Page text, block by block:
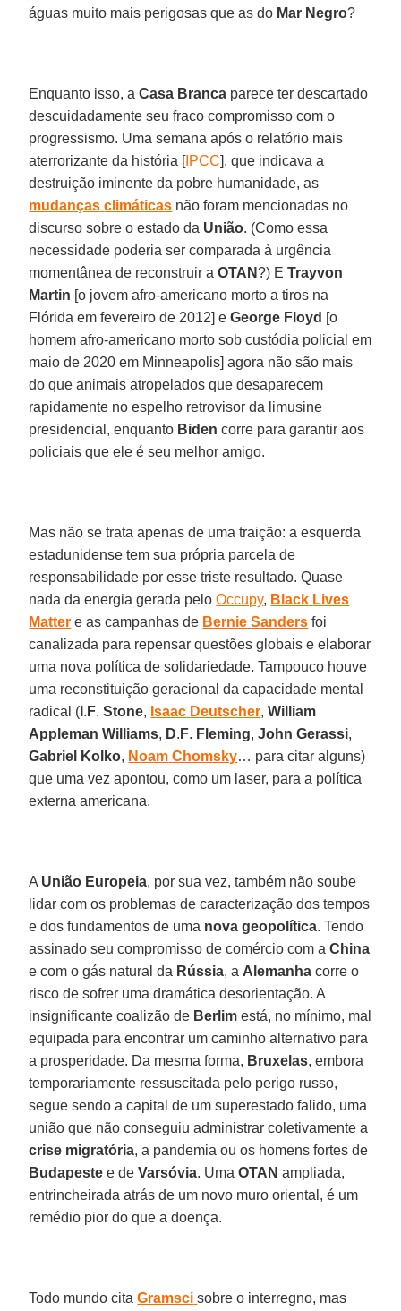
águas muito mais perigosas que as do Mar Negro?
Enquanto isso, aCasa Branca parece ter descartado
descuidadamente seu fraco compromisso com o
progressismo. Uma semana após o relatório mais
aterrorizante da história [IPCC], que indicava a
destruição iminente da pobre humanidade, as
mudanças climáticas não foram mencionadas no
discurso sobre o estado da União. (Como essa
necessidade poderia ser comparada à urgência
momentânea de reconstruir aOTAN?) ETrayvon
Martin [o jovem afro-americano morto a tiros na
Flórida em fevereiro de 2012] eGeorge Floyd [o
homem afro-americano morto sob custódia policial em
maio de 2020 em Minneapolis] agora não são mais
do que animais atropelados que desaparecem
rapidamente no espelho retrovisor da limusine
presidencial, enquanto Biden corre para garantir aos
policiais que ele é seu melhor amigo.
Mas não se trata apenas de uma traição: a esquerda
estadunidense tem sua própria parcela de
responsabilidade por esse triste resultado. Quase
nada da energia gerada peloOccupy, Black Lives
Matter e as campanhas de Bernie Sanders foi
canalizada para repensar questões globais e elaborar
uma nova política de solidariedade. Tampouco houve
uma reconstituição geracional da capacidade mental
radical ( . F.Stone, Isaac Deutscher,William
Appleman Williams, D. F. Fleming,John Gerassi,
Gabriel
Kolko, Noam Chomsky… para citar alguns)
que uma vez apontou, como um laser, para a política
externa americana.
A União Europeia, por sua vez, também não soube
lidar com os problemas de caracterização dos tempos
e dos fundamentos de uma nova geopolítica. Tendo
assinado seu compromisso de comércio com aChina
e com o gás natural da Rússia, a Alemanha corre o
risco de sofrer uma dramática desorientação. A
insignificante coalizão de Berlim está, no mínimo, mal
equipada para encontrar um caminho alternativo para
a prosperidade. Da mesma forma, Bruxelas, embora
temporariamente ressuscitada pelo perigo russo,
segue sendo a capital de um superestado falido, uma
união que não conseguiu administrar coletivamente a
crise migratória, a pandemia ou os homens fortes de
Budapeste e deVarsóvia. UmaOTAN ampliada,
entrincheirada atrás de um novo muro oriental, é um
remédio pior do que a doença.
Todo mundo citaGramsci sobre o interregno, mas